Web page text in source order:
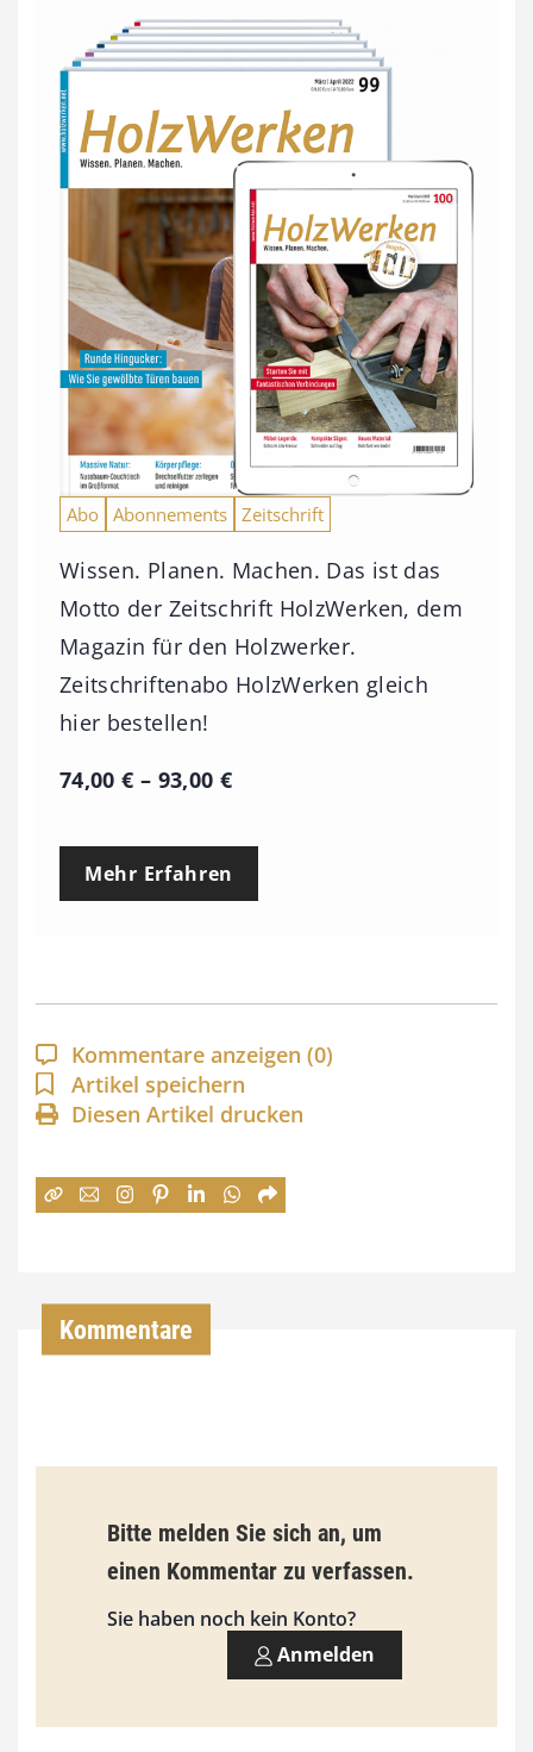
Abo Abonnements Zeitschrift
Wissen. Planen. Machen. Das ist das
Motto der Zeitschrift HolzWerken, dem
Magazin für den Holzwerker.
Zeitschriftenabo HolzWerken gleich
hier bestellen!
74,00€ – 93,00 €P
e
p
a
n
n
:
€
i
s
9
0
Mehr Erfahren
Kommentare anzeigen (0)
Artikel speichern
Diesen Artikel drucken
Kommentare
Bitte melden Sie sich an, um
einen Kommentar zu verfassen.
Sie haben noch kein Konto?
Anmelden